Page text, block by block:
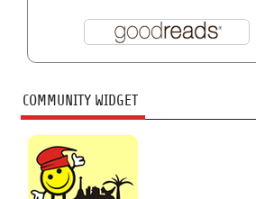
COMMUNITY WIDGET